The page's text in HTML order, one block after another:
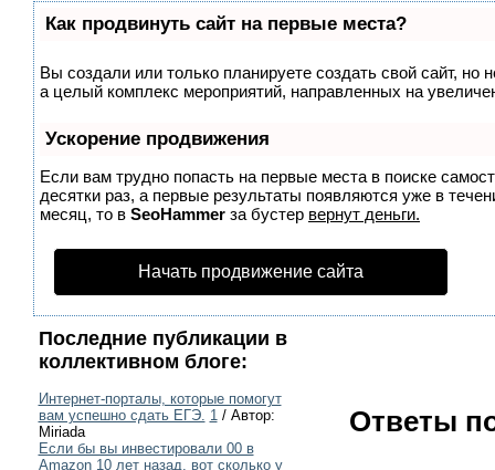
Как продвинуть сайт на первые места?
Вы создали или только планируете создать свой сайт, но
а целый комплекс мероприятий, направленных на
Ускорение продвижения
Если вам трудно попасть на первые места в поиске
десятки раз, а первые результаты появляются уже в
месяц, то в SeoHammer за бустер вернут деньги.
Начать продвижение сайта
Последние публикации в
коллективном блоге:
Интернет-порталы, которые помогут
вам успешно сдать ЕГЭ. 1/ Автор:
Miriada
Если бы вы инвестировали 00 в
Amazon 10 лет назад, вот сколько у
Ответы